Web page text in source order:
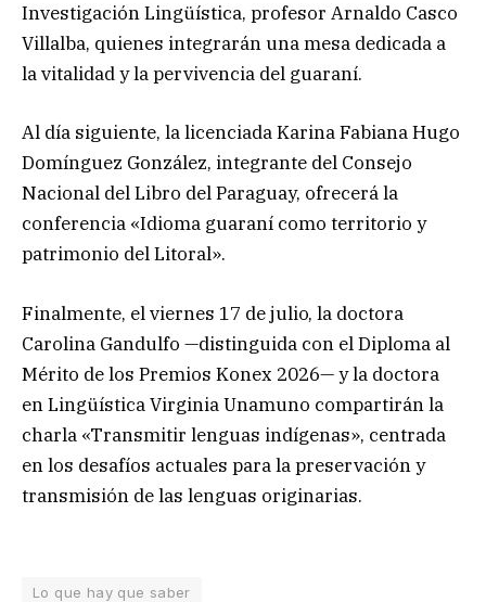
Investigación Lingüística, profesor Arnaldo Casco
Villalba, quienes integrarán una mesa dedicada a
la vitalidad y la pervivencia del guaraní.
Al día siguiente, la licenciada Karina Fabiana Hugo
Domínguez González, integrante del Consejo
Nacional del Libro del Paraguay, ofrecerá la
conferencia «Idioma guaraní como territorio y
patrimonio del Litoral».
Finalmente, el viernes 17 de julio, la doctora
Carolina Gandulfo —distinguida con el Diploma al
Mérito de los Premios Konex 2026— y la doctora
en Lingüística Virginia Unamuno compartirán la
charla «Transmitir lenguas indígenas», centrada
en los desafíos actuales para la preservación y
transmisión de las lenguas originarias.
Lo que hay que saber